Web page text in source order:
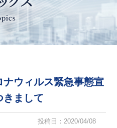
ナウィルス緊急事態宣
きまして
投稿日：2020/04/08